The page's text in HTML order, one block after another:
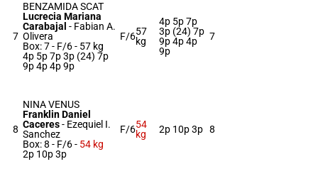
7
BENZAMIDA SCAT
Lucrecia Mariana
Carabajal - Fabian A.
Olivera
Box: 7 - F/6 - 57 kg
4p 5p 7p 3p (24) 7p
9p 4p 4p 9p
F/657
kg
4p 5p 7p
3p (24) 7p
9p 4p 4p
9p
7
8
NINA VENUS
Franklin Daniel
Caceres- Ezequiel I.
Sanchez
Box: 8 - F/6 - 54 kg
2p 10p 3p
F/654
kg
2p 10p 3p 8